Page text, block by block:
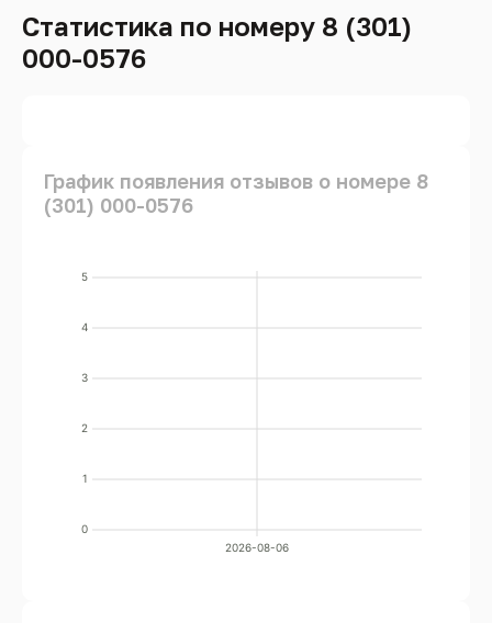
Статистика по номеру 8 (301)
000-0576
График появления отзывов о номере 8
(301) 000-0576
0
1
2
3
4
5
2026-08-06